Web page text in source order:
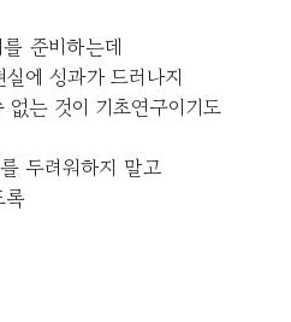
준비하는데
에 성과가 드러나지
는 것이 기초연구이기도
두려워하지 말고
록